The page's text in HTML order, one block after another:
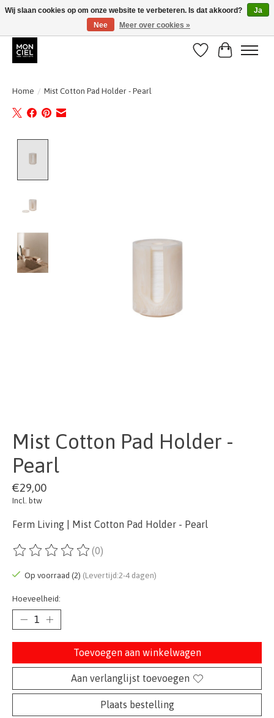
BE + NL : GRATIS VERZENDING van 31/07 t;e.m. 17/8
Verlanglijst
Home / Mist Cotton Pad Holder - Pearl
Mist Cotton Pad Holder -
Pearl
€29,00
Incl. btw
Ferm Living | Mist Cotton Pad Holder - Pearl
De beoordeling van dit product is
(0)
Op voorraad (2) (Levertijd:2-4 dagen)
Hoeveelheid:
Toevoegen aan winkelwagen
Aan verlanglijst toevoegen
Plaats bestelling
Wij slaan cookies op om onze website te verbeteren. Is dat akkoord?
Ja
Nee
Meer over cookies »